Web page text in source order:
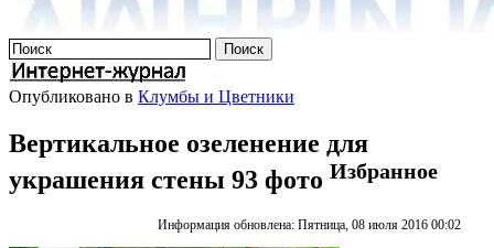
Опубликовано в Клумбы и Цветники
Вертикальное озеленение для
украшения стены 93 фото Избранное
Информация обновлена: Пятница, 08 июля 2016 00:02